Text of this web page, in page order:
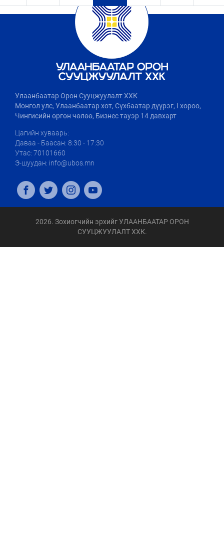
Улаанбаатар Орон Сууцжуулалт ХХК
Монгол улс, Улаанбаатар хот, Сүхбаатар дүүрэг, I хороо,
Чингисийн өргөн чөлөө, Бизнес тауэр 14 давхарт
Цагийн хуваарь:
Даваа - Баасан: 8:30 - 17:30
Утас: 70101660
Э-шуудан: info@ubos.mn
2026. Зохиогчийн эрхийг УЛААНБААТАР ОРОН
СУУЦЖУУЛАЛТ ХХК.